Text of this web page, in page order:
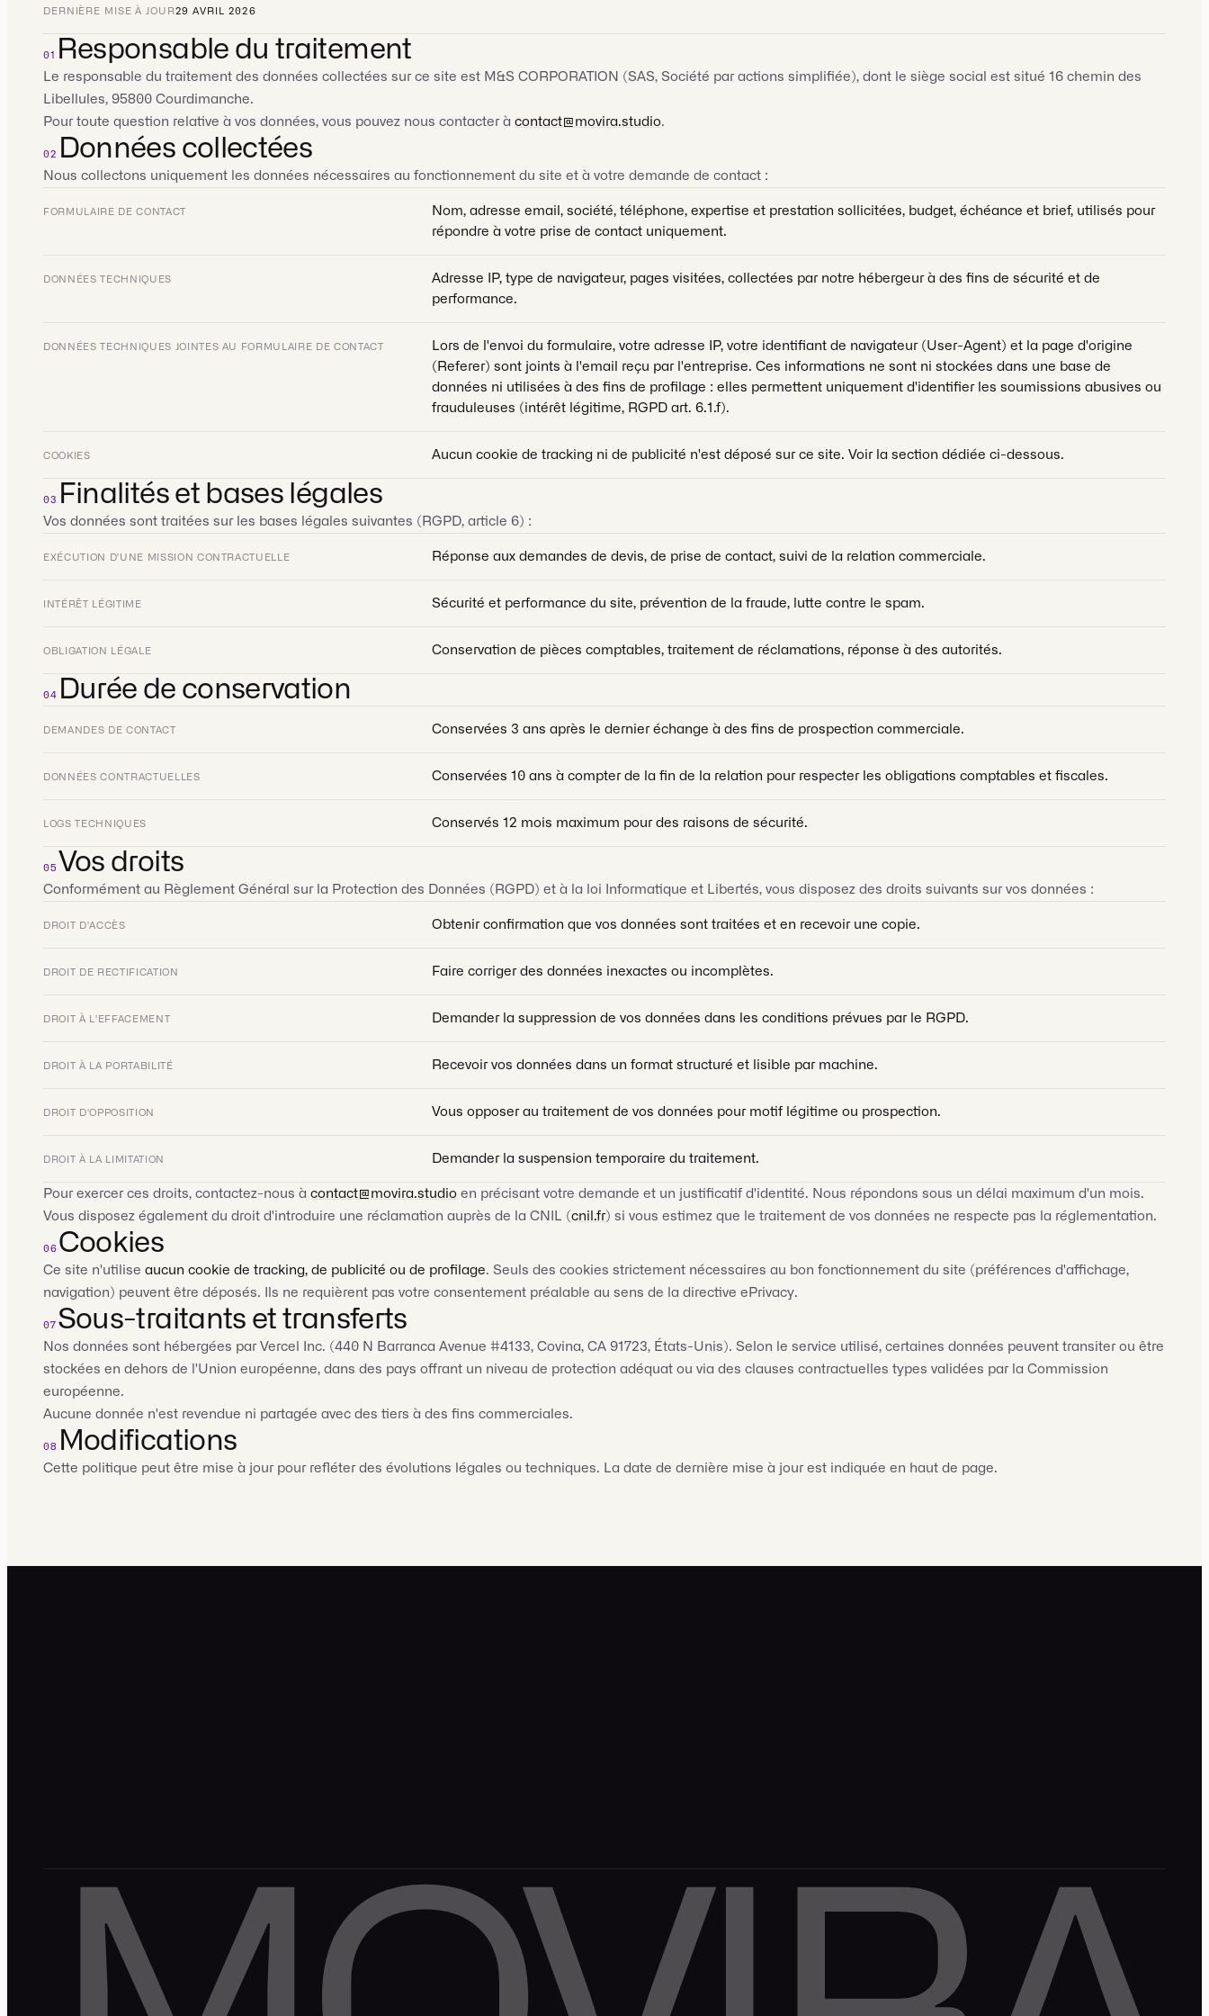
DERNIÈRE MISE À JOUR29 AVRIL 2026
01 Responsable du traitement
Le responsable du traitement des données collectées sur ce site est M&S CORPORATION (SAS, Société par actions simplifiée), dont le siège social est situé 16 chemin des
Libellules, 95800 Courdimanche.
Pour toute question relative à vos données, vous pouvez nous contacter à contact@movira.studio.
02 Données collectées
Nous collectons uniquement les données nécessaires au fonctionnement du site et à votre demande de contact :
FORMULAIRE DE CONTACT
Nom, adresse email, société, téléphone, expertise et prestation sollicitées, budget, échéance et brief, utilisés pour
répondre à votre prise de contact uniquement.
DONNÉES TECHNIQUES
Adresse IP, type de navigateur, pages visitées, collectées par notre hébergeur à des fins de sécurité et de
performance.
DONNÉES TECHNIQUES JOINTES AU FORMULAIRE DE CONTACT
Lors de l'envoi du formulaire, votre adresse IP, votre identifiant de navigateur (User-Agent) et la page d'origine
(Referer) sont joints à l'email reçu par l'entreprise. Ces informations ne sont ni stockées dans une base de
données ni utilisées à des fins de profilage : elles permettent uniquement d'identifier les soumissions abusives ou
frauduleuses (intérêt légitime, RGPD art. 6.1.f).
COOKIES Aucun cookie de tracking ni de publicité n'est déposé sur ce site. Voir la section dédiée ci-dessous.
03 Finalités et bases légales
Vos données sont traitées sur les bases légales suivantes (RGPD, article 6) :
EXÉCUTION D'UNE MISSION CONTRACTUELLE Réponse aux demandes de devis, de prise de contact, suivi de la relation commerciale.
INTÉRÊT LÉGITIME Sécurité et performance du site, prévention de la fraude, lutte contre le spam.
OBLIGATION LÉGALE Conservation de pièces comptables, traitement de réclamations, réponse à des autorités.
04 Durée de conservation
DEMANDES DE CONTACT Conservées 3 ans après le dernier échange à des fins de prospection commerciale.
DONNÉES CONTRACTUELLES Conservées 10 ans à compter de la fin de la relation pour respecter les obligations comptables et fiscales.
LOGS TECHNIQUES Conservés 12 mois maximum pour des raisons de sécurité.
05 Vos droits
Conformément au Règlement Général sur la Protection des Données (RGPD) et à la loi Informatique et Libertés, vous disposez des droits suivants sur vos données :
DROIT D'ACCÈS Obtenir confirmation que vos données sont traitées et en recevoir une copie.
DROIT DE RECTIFICATION Faire corriger des données inexactes ou incomplètes.
DROIT À L'EFFACEMENT Demander la suppression de vos données dans les conditions prévues par le RGPD.
DROIT À LA PORTABILITÉ Recevoir vos données dans un format structuré et lisible par machine.
DROIT D'OPPOSITION Vous opposer au traitement de vos données pour motif légitime ou prospection.
DROIT À LA LIMITATION Demander la suspension temporaire du traitement.
Pour exercer ces droits, contactez-nous à contact@movira.studio en précisant votre demande et un justificatif d'identité. Nous répondons sous un délai maximum d'un mois.
Vous disposez également du droit d'introduire une réclamation auprès de la CNIL (cnil.fr) si vous estimez que le traitement de vos données ne respecte pas la réglementation.
06 Cookies
Ce site n'utilise aucun cookie de tracking, de publicité ou de profilage. Seuls des cookies strictement nécessaires au bon fonctionnement du site (préférences d'affichage,
navigation) peuvent être déposés. Ils ne requièrent pas votre consentement préalable au sens de la directive ePrivacy.
07 Sous-traitants et transferts
Nos données sont hébergées par Vercel Inc. (440 N Barranca Avenue #4133, Covina, CA 91723, États-Unis). Selon le service utilisé, certaines données peuvent transiter ou être
stockées en dehors de l'Union européenne, dans des pays offrant un niveau de protection adéquat ou via des clauses contractuelles types validées par la Commission
européenne.
Aucune donnée n'est revendue ni partagée avec des tiers à des fins commerciales.
08 Modifications
Cette politique peut être mise à jour pour refléter des évolutions légales ou techniques. La date de dernière mise à jour est indiquée en haut de page.